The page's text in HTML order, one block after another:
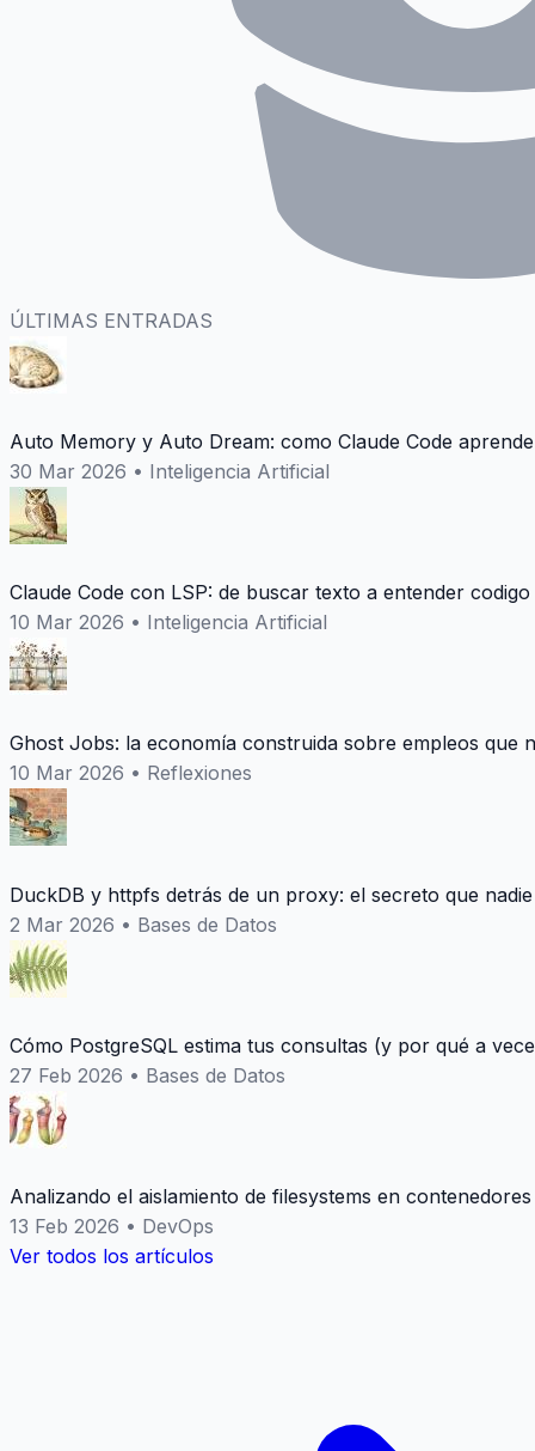
ÚLTIMAS ENTRADAS
Auto Memory y Auto Dream: como Claude Code
30 Mar 2026 • Inteligencia Artificial
Claude Code con LSP: de buscar texto a entender codigo
10 Mar 2026 • Inteligencia Artificial
Ghost Jobs: la economía construida sobre empleos que
10 Mar 2026 • Reflexiones
DuckDB y httpfs detrás de un proxy: el secreto que
2 Mar 2026 • Bases de Datos
Cómo PostgreSQL estima tus consultas (y por qué a
27 Feb 2026 • Bases de Datos
Analizando el aislamiento de filesystems en
13 Feb 2026 • DevOps
Ver todos los artículos